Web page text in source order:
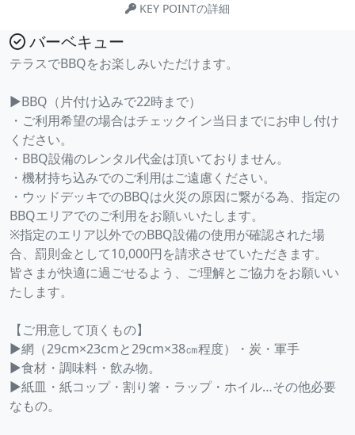
KEY POINTの詳細
バーベキュー
テラスでBBQをお楽しみいただけます。
▶BBQ（片付け込みで22時まで）
・ご利用希望の場合はチェックイン当日までにお申し付け
ください。
・BBQ設備のレンタル代金は頂いておりません。
・機材持ち込みでのご利用はご遠慮ください。
・ウッドデッキでのBBQは火災の原因に繋がる為、指定の
BBQエリアでのご利用をお願いいたします。
※指定のエリア以外でのBBQ設備の使用が確認された場
合、罰則金として10,000円を請求させていただきます。
皆さまが快適に過ごせるよう、ご理解とご協力をお願いい
たします。
【ご用意して頂くもの】
▶網（29cm×23cmと29cm×38㎝程度）・炭・軍手
▶食材・調味料・飲み物。
▶紙皿・紙コップ・割り箸・ラップ・ホイル…その他必要
なもの。